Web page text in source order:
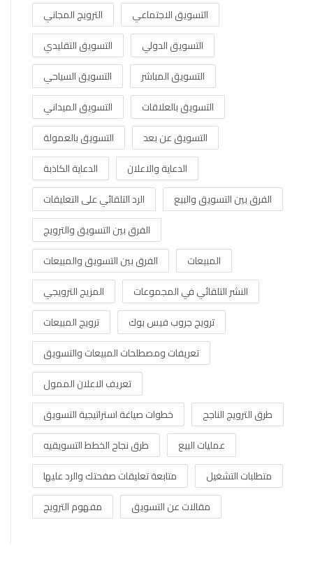
الترويج المجاني
التسويق الاجتماعي
التسويق التقليدي
التسويق الدولي
التسويق السياحي
التسويق المباشر
التسويق الميداني
التسويق بالعلاقات
التسويق بالعمولة
التسويق عن بعد
الدعاية الكاذبة
الدعاية والاعلان
الرد التلقائي على التعليقات
الفرق بين التسويق والبيع
الفرق بين التسويق والترويج
الفرق بين التسويق والمبيعات
المبيعات
المزيج الترويجي
النشر التلقائي في المجموعات
ترويج المبيعات
ترويج جروب فيس بوك
تعريفات ومصطلحات المبيعات والتسويق
تعريف الاعلان الممول
خطوات صياغة استراتيجية التسويق
طرق الترويج الناجح
طرق نجاح الخطط التسويقيه
عمليات البيع
متابعة تعليقات صفحتك والرد عليها
متطلبات التشغيل
مفهوم الترويج
مقالات عن التسويق